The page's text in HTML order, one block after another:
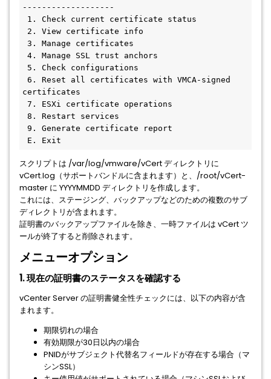
-------------------
1. Check current certificate status
2. View certificate info
3. Manage certificates
4. Manage SSL trust anchors
5. Check configurations
6. Reset all certificates with VMCA-signed
certificates
7. ESXi certificate operations
8. Restart services
9. Generate certificate report
E. Exit
スクリプトは /var/log/vmware/vCert ディレクトリに
vCert.log（サポートバンドルに含まれます）と、/root/vCert-
master に YYYYMMDD ディレクトリを作成します。
これには、ステージング、バックアップなどのための複数のサブ
ディレクトリが含まれます。
証明書のバックアップファイルを除き、一時ファイルは vCert ツ
ールが終了すると削除されます。
メニューオプション
1. 現在の証明書のステータスを確認する
vCenter Server の証明書健全性チェックには、以下の内容が含
まれます。
期限切れの場合
有効期限が30日以内の場合
PNIDがサブジェクト代替名フィールドが存在する場合（マ
シンSSL）